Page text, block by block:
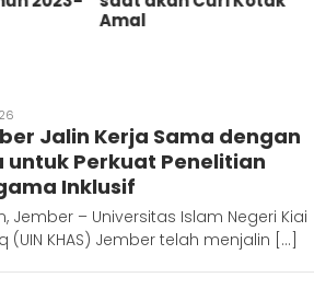
Semasa Kecil
Jalin Kerja Sama dengan
untuk Perkuat Penelitian
Inklusif
Jember – Universitas Islam Negeri Kiai
(UIN KHAS) Jember telah menjalin […]